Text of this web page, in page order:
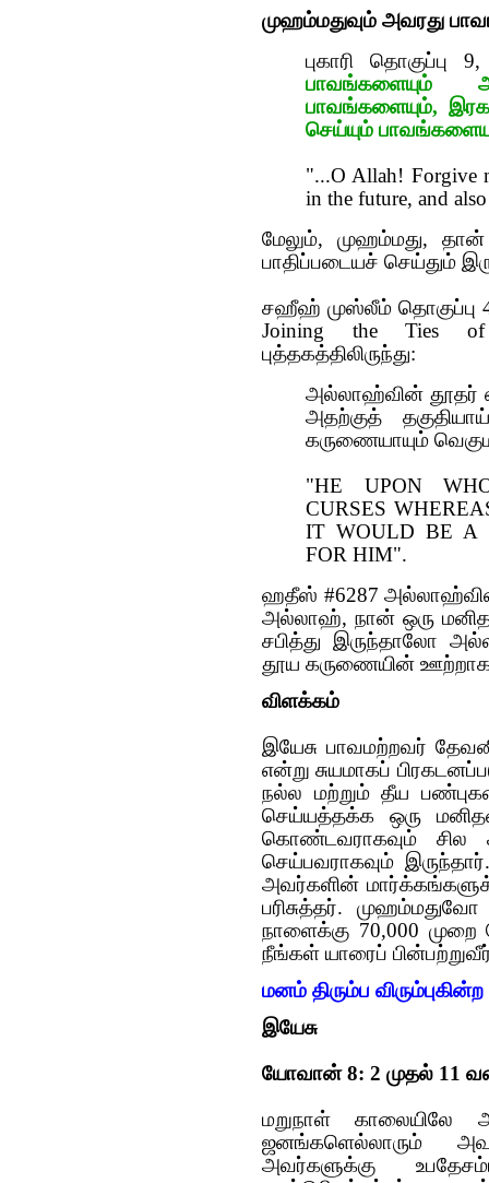
முஹம்மதுவும் அவரது
புகாரி தொகுப்பு
பாவங்களையும்
பாவங்களையும்,
செய்யும்
"...O Allah! Forgive
in the future, and
மேலும், முஹம்மது, தான்
பாதிப்படையச் செய்தும்
சஹீஹ் முஸ்லீம் தொகுப்பு 4,
Joining the Ties of
புத்தகத்திலிருந்து:
அல்லாஹ்வின் தூத‌ர்
அத‌ற்குத்
க‌ருணையாயும்
"HE UPON
CURSES
IT WOULD BE A
FOR HIM".
ஹதீஸ் #6287
அல்லாஹ், நான் ஒரு
சபித்து இருந்தாலோ
தூய கருணையின் ஊற்றாக
விளக்கம்
இயேசு பாவமற்றவர்
என்று சுயமாகப்
நல்ல மற்றும் தீய
செய்யத்தக்க ஒரு
கொண்டவராகவும் சில
செய்பவராகவும்
அவர்களின்
பரிசுத்தர்.
நாளைக்கு 70,000
நீங்கள் யாரைப்
மனம் திரும்ப
இயேசு
யோவான் 8: 2 முதல் 11
மறுநாள் காலையிலே
ஜனங்களெல்லாரும்
அவர்களுக்கு